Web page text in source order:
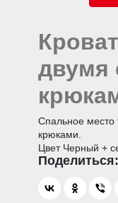
двумя
Спальное место
крюками.
Цвет Черный +